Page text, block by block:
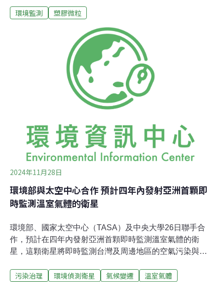
與日本、印尼、越南推動「印太海廢治理平台」，共同應
成分 台灣河川塑膠微粒濃度最高環境部與海委會8日召開
「陸海聯手，構築塑膠微粒監測管制防線」記者會，海委
會海洋保育署署長陸曉筠表示，海委會2020年起建立系統
性監測機制，包含全台主要河川出海口處的海水及生物
體，並透過宣導與清除措施，從海洋生態環境中攔截。其
中，塑膠微粒型態以「塑膠碎片」比例最高，約占40%，
來源包含河川、洗滌廢水、漁業活動等。陸曉筠解釋，現
集表層水體的雜質與塑膠顆粒。研究透過高解析實體顯微
鏡看顆粒的外型跟樣態，再用傅立葉轉換紅外光
環境監測 塑膠微粒
2024年11月28日
環境部與太空中心合作 預計四年內發射亞洲首顆即
時監測溫室氣體的衛星
環境部、國家太空中心（TASA）及中央大學26日聯手合
作，預計在四年內發射亞洲首顆即時監測溫室氣體的衛
星，這顆衛星將即時監測台灣及周邊地區的空氣污染與溫
供科學證據為基礎的污染監測數據。環境部監測資訊司科
污染治理 環境偵測衛星 氣候變遷
溫室氣體